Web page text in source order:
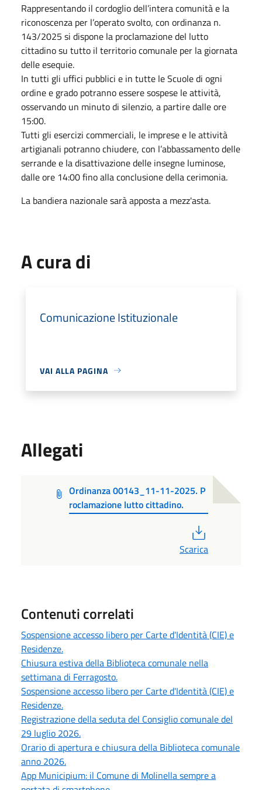
Rappresentando il cordoglio dell’intera comunità e la
riconoscenza per l’operato svolto, con ordinanza n.
143/2025 si dispone la proclamazione del lutto
cittadino su tutto il territorio comunale per la giornata
delle esequie.
In tutti gli uffici pubblici e in tutte le Scuole di ogni
ordine e grado potranno essere sospese le attività,
osservando un minuto di silenzio, a partire dalle ore
15:00.
Tutti gli esercizi commerciali, le imprese e le attività
artigianali potranno chiudere, con l’abbassamento delle
serrande e la disattivazione delle insegne luminose,
dalle ore 14:00 fino alla conclusione della cerimonia.
La bandiera nazionale sarà apposta a mezz'asta.
A cura di
Comunicazione Istituzionale
VAI ALLA PAGINA
Allegati
Ordinanza 00143_11-11-2025. P
roclamazione lutto cittadino.
Scarica
Contenuti correlati
Sospensione accesso libero per Carte d'Identità (CIE) e
Residenze.
Chiusura estiva della Biblioteca comunale nella
settimana di Ferragosto.
Sospensione accesso libero per Carte d'Identità (CIE) e
Residenze.
Registrazione della seduta del Consiglio comunale del
29 luglio 2026.
Orario di apertura e chiusura della Biblioteca comunale
anno 2026.
App Municipium: il Comune di Molinella sempre a